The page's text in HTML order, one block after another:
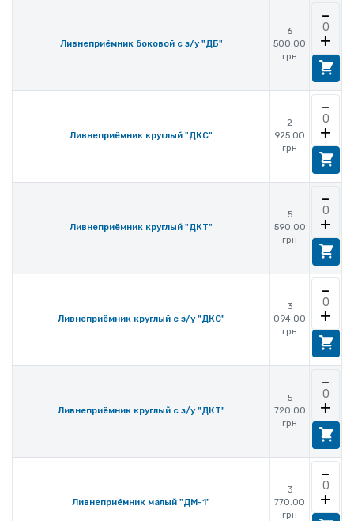
Ливнеприёмник боковой с з/у "ДБ"
6
500.00
грн
-
+
Ливнеприёмник круглый "ДКC"
2
925.00
грн
-
+
Ливнеприёмник круглый "ДКТ"
5
590.00
грн
-
+
Ливнеприёмник круглый с з/у "ДКC"
3
094.00
грн
-
+
Ливнеприёмник круглый с з/у "ДКТ"
5
720.00
грн
-
+
Ливнеприёмник малый "ДМ-1"
3
770.00
грн
-
+